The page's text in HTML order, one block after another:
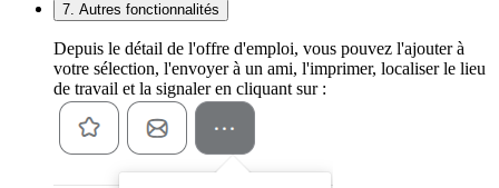
7. Autres fonctionnalités
Depuis le détail de l'offre d'emploi, vous pouvez l'ajouter à
votre sélection, l'envoyer à un ami, l'imprimer, localiser le lieu
de travail et la signaler en cliquant sur :